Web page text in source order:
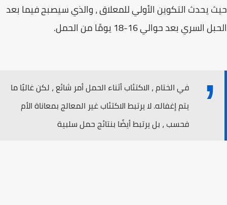
حيث يحدث التكوين الأولي للمعلاق ، والذي سيصبح فيما بعد
الحبل السري بعد حوالي 16-18 يومًا من الحمل.
في الختام ، الاكتئاب أثناء الحمل أمر شائع ، لكن غالبًا ما
يتم إغفاله. لا يرتبط الاكتئاب غير المعالج بمعاناة الأم
فحسب ، بل يرتبط أيضًا بنتائج حمل سلبية